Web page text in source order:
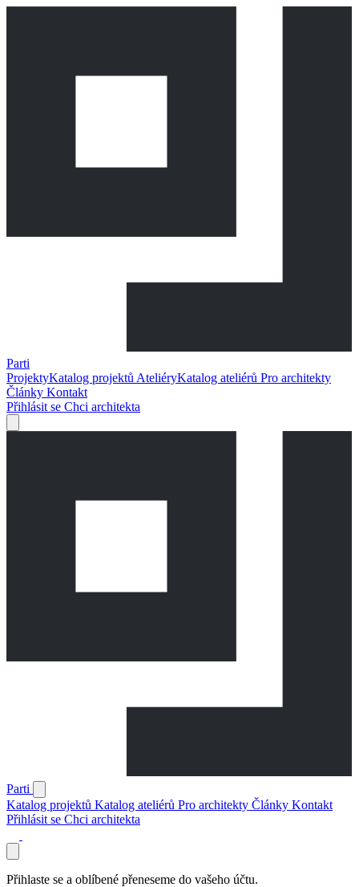
Parti
ProjektyKatalog projektů AteliéryKatalog ateliérů Pro architekty
Články Kontakt
Přihlásit se Chci architekta
Parti
Katalog projektů Katalog ateliérů Pro architekty Články Kontakt
Přihlásit se Chci architekta
Přihlaste se a oblíbené přeneseme do vašeho účtu.